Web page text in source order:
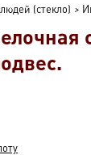
(стекло) >